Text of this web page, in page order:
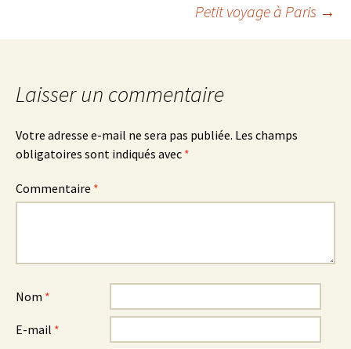
Navigation des
articles
Petit voyage à Paris →
Laisser un commentaire
Votre adresse e-mail ne sera pas publiée. Les champs
obligatoires sont indiqués avec *
Commentaire *
Nom *
E-mail *